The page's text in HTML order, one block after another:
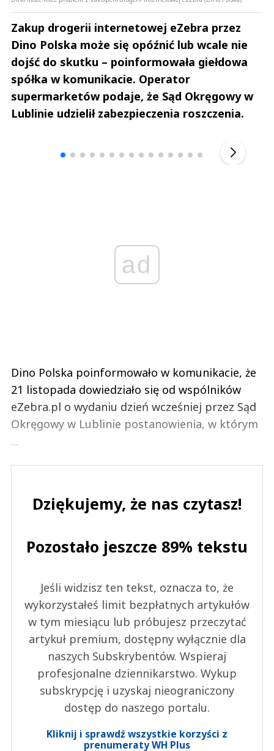
Zakup drogerii internetowej eZebra przez
Dino Polska może się opóźnić lub wcale nie
dojść do skutku – poinformowała giełdowa
spółka w komunikacie. Operator
supermarketów podaje, że Sąd Okręgowy w
Lublinie udzielił zabezpieczenia roszczenia.
ad
Dino Polska poinformowało w komunikacie, że
21 listopada dowiedziało się od wspólników
eZebra.pl o wydaniu dzień wcześniej przez Sąd
Okręgowy w Lublinie postanowienia, w którym
...
Dziękujemy, że nas czytasz!
Pozostało jeszcze 89% tekstu
Jeśli widzisz ten tekst, oznacza to, że
wykorzystałeś limit bezpłatnych artykułów
w tym miesiącu lub próbujesz przeczytać
artykuł premium, dostępny wyłącznie dla
naszych Subskrybentów. Wspieraj
profesjonalne dziennikarstwo. Wykup
subskrypcję i uzyskaj nieograniczony
dostęp do naszego portalu.
Kliknij i sprawdź wszystkie korzyści z
prenumeraty WH Plus